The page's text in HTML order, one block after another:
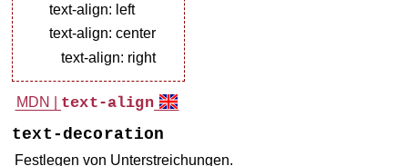
text-align: left
text-align: center
text-align: right
MDN | text-align
text-decoration
Festlegen von Unterstreichungen.